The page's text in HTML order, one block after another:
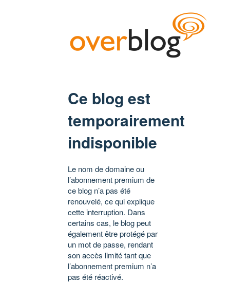
Ce blog est
temporairement
indisponible
Le nom de domaine ou
l’abonnement premium de
ce blog n’a pas été
renouvelé, ce qui explique
cette interruption. Dans
certains cas, le blog peut
également être protégé par
un mot de passe, rendant
son accès limité tant que
l’abonnement premium n’a
pas été réactivé.